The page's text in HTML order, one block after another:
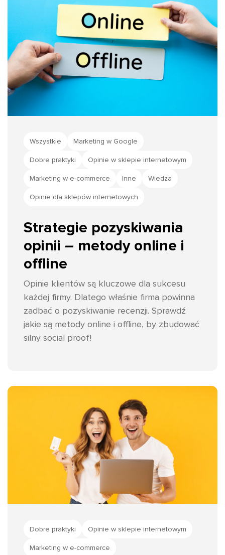
społeczność? W tym artykule rozwiewam te
wątpliwości!
Wszystkie Marketing w Google
Dobre praktyki Opinie w sklepie internetowym
Marketing w e-commerce Inne Wiedza
Opinie dla sklepów internetowych
Strategie pozyskiwania
opinii – metody online i
offline
Opinie klientów są kluczowe dla sukcesu
każdej firmy. Dlatego właśnie firma powinna
zadbać o pozyskiwanie recenzji. Sprawdź
jakie są metody online i offline, by zbudować
silny social proof!
Dobre praktyki Opinie w sklepie internetowym
Marketing w e-commerce